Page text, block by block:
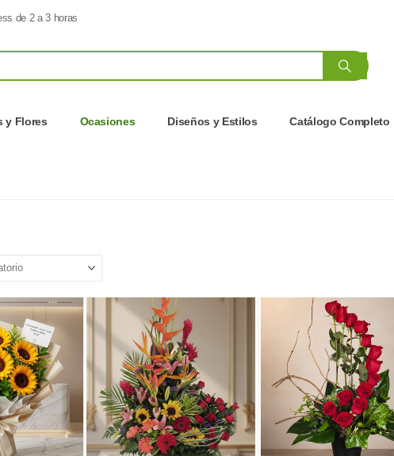
de 2 a 3 horas
y Flores Ocasiones Diseños y Estilos Catálogo Completo